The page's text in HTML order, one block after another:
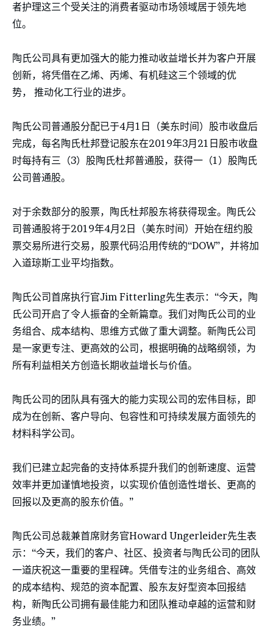
者护理这三个受关注的消费者驱动市场领域居于领先地
位。
陶氏公司具有更加强大的能力推动收益增长并为客户开展
创新，将凭借在乙烯、丙烯、有机硅这三个领域的优
势， 推动化工行业的进步。
陶氏公司普通股分配已于4月1日（美东时间）股市收盘后
完成，每名陶氏杜邦登记股东在2019年3月21日股市收盘
时每持有三（3）股陶氏杜邦普通股，获得一（1）股陶氏
公司普通股。
对于余数部分的股票，陶氏杜邦股东将获得现金。陶氏公
司普通股将于2019年4月2日（美东时间）开始在纽约股
票交易所进行交易，股票代码沿用传统的“DOW”，并将加
入道琼斯工业平均指数。
陶氏公司首席执行官Jim Fitterling先生表示：“今天，陶
氏公司开启了令人振奋的全新篇章。我们对陶氏公司的业
务组合、成本结构、思维方式做了重大调整。新陶氏公司
是一家更专注、更高效的公司，根据明确的战略纲领，为
所有利益相关方创造长期收益增长与价值。
陶氏公司的团队具有强大的能力实现公司的宏伟目标，即
成为在创新、客户导向、包容性和可持续发展方面领先的
材料科学公司。
我们已建立起完备的支持体系提升我们的创新速度、运营
效率并更加谨慎地投资，以实现价值创造性增长、更高的
回报以及更高的股东价值。”
陶氏公司总裁兼首席财务官Howard Ungerleider先生表
示：“今天，我们的客户、社区、投资者与陶氏公司的团队
一道庆祝这一重要的里程碑。凭借专注的业务组合、高效
的成本结构、规范的资本配置、股东友好型资本回报结
构，新陶氏公司拥有最佳能力和团队推动卓越的运营和财
务业绩。”